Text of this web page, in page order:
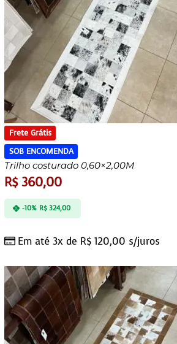
Frete Grátis
SOB ENCOMENDA
Trilho costurado 0,60×2,00M
R$360,00
Em até 3x de R$ 120,00 s/juros
-10% R$324,00